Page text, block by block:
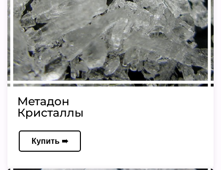
Метадон
Кристаллы
Купить ➠